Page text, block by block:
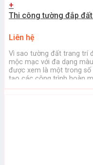
+
Thi công tường đắp
Liên hệ
Vì sao tường đất trang trí
mộc mạc với đa dạng
được xem là một trong
tạo các công trình hoàn